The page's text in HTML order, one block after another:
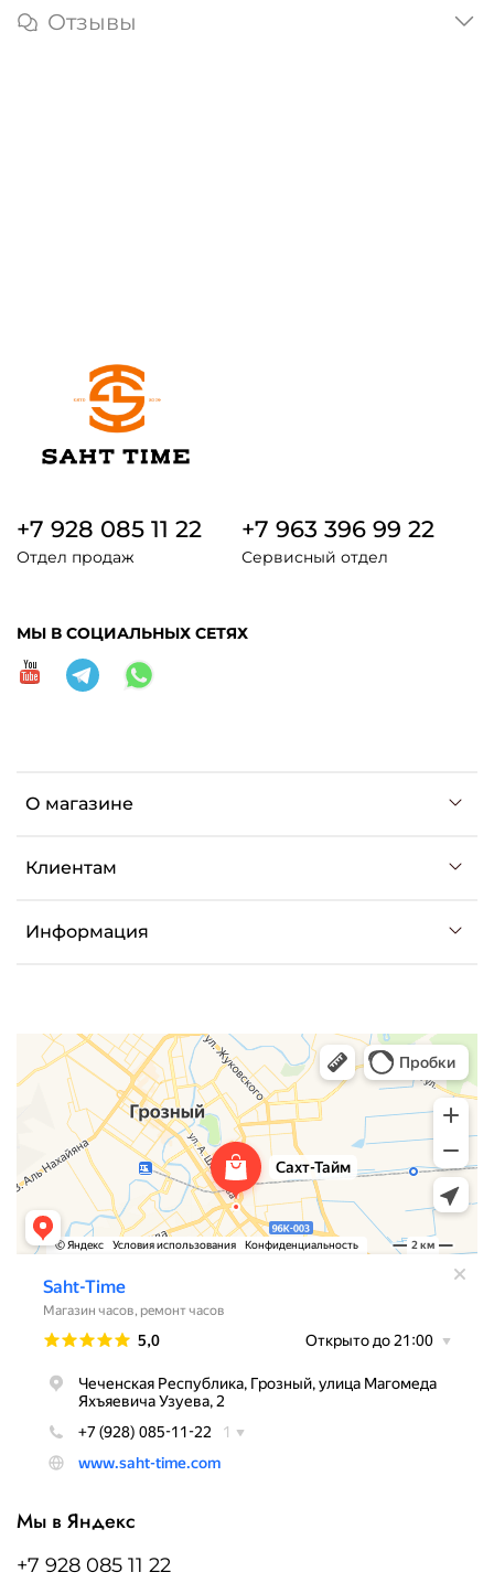
Отзывы
О магазине
Клиентам
Информация
+7 928 085 11 22
Отдел продаж
+7 963 396 99 22
Сервисный отдел
МЫ В СОЦИАЛЬНЫХ СЕТЯХ
Мы в Яндекс
+7 928 085 11 22